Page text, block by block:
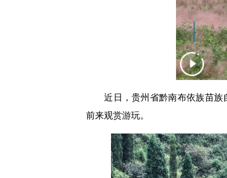
近日，贵州省黔南布依族苗族
前来观赏游玩。